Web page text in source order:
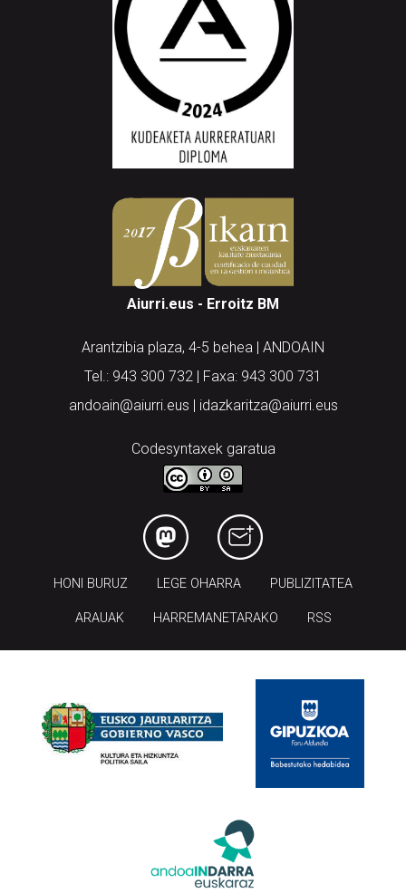
Aiurri.eus - Erroitz BM
Arantzibia plaza, 4-5 behea | ANDOAIN
Tel.: 943 300 732 | Faxa: 943 300 731
andoain@aiurri.eus | idazkaritza@aiurri.eus
Codesyntaxek garatua
HONI BURUZ LEGE OHARRA PUBLIZITATEA
ARAUAK HARREMANETARAKO RSS